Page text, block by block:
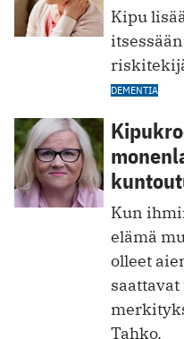
Kipu
DEMENTIA
Kun
elämä
olleet
Tahko.